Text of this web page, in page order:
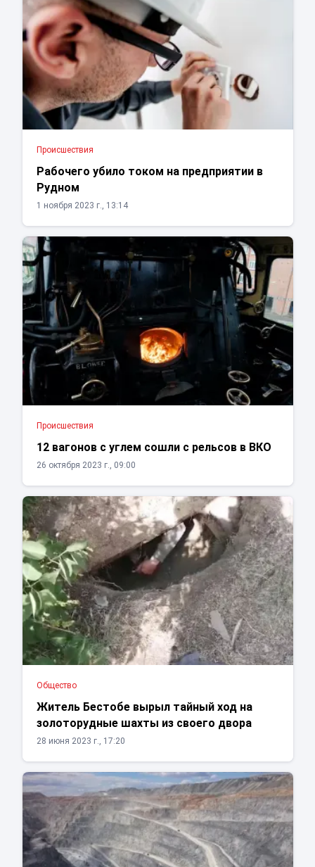
Проиcшествия
Рабочего убило током на предприятии в
Рудном
1 ноября 2023 г., 13:14
Проиcшествия
12 вагонов с углем сошли с рельсов в ВКО
26 октября 2023 г., 09:00
Общество
Житель Бестобе вырыл тайный ход на
золоторудные шахты из своего двора
28 июня 2023 г., 17:20